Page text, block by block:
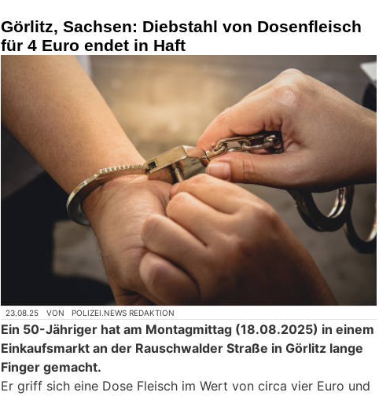
Görlitz, Sachsen: Diebstahl von Dosenfleisch
für 4 Euro endet in Haft
23.08.25 VON POLIZEI.NEWS REDAKTION
Ein 50-Jähriger hat am Montagmittag (18.08.2025) in einem
Einkaufsmarkt an der Rauschwalder Straße in Görlitz lange
Finger gemacht.
Er griff sich eine Dose Fleisch im Wert von circa vier Euro und